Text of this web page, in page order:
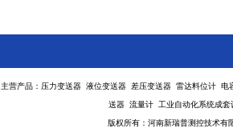
主营产品：压力变送器 液位变送器 差压变送器 雷达料位计 电
送器 流量计 工业自动化系统成套
版权所有：河南新瑞普测控技术有